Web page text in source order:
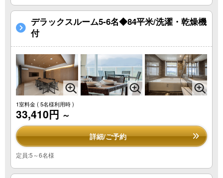
デラックスルーム5-6名◆84平米/洗濯・乾燥機
付
1室料金( 5名様利用時 )
33,410円 ～
詳細/ご予約
定員:5～6名様